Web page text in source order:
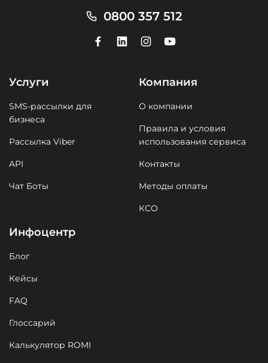
0800 357 512
Услуги
SMS-рассылки для
бизнеса
Рассылка Viber
API
Чат Боты
Компания
О компании
Правила и условия
использования сервиса
Контакты
Методы оплаты
КСО
Инфоцентр
Блог
Кейсы
FAQ
Глоссарий
Калькулятор ROMI